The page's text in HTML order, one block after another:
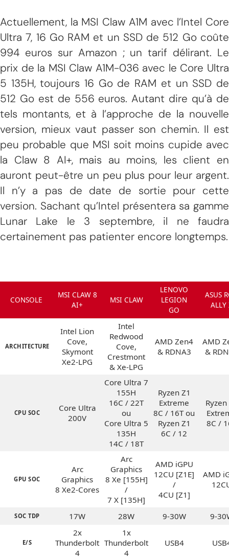
Actuellement, la MSI Claw A1M avec l’Intel Core
Ultra 7, 16 Go RAM et un SSD de 512 Go coûte
994 euros sur Amazon ; un tarif délirant. Le
prix de la MSI Claw A1M-036 avec le Core Ultra
5 135H, toujours 16 Go de RAM et un SSD de
512 Go est de 556 euros. Autant dire qu’à de
tels montants, et à l’approche de la nouvelle
version, mieux vaut passer son chemin. Il est
peu probable que MSI soit moins cupide avec
la Claw 8 AI+, mais au moins, les client en
auront peut-être un peu plus pour leur argent.
Il n’y a pas de date de sortie pour cette
version. Sachant qu’Intel présentera sa gamme
Lunar Lake le 3 septembre, il ne faudra
certainement pas patienter encore longtemps.
CONSOLE
MSI CLAW 8
AI+
MSI CLAW
LENOVO
LEGION
GO
ASUS
ALLY
ARCHITECTURE
Intel Lion
Cove,
Skymont
Xe2-LPG
Intel
Redwood
Cove,
Crestmont
& Xe-LPG
AMD Zen4
& RDNA3
AMD
&
CPU SOC
Core Ultra
200V
Core Ultra 7
155H
16C / 22T
ou
Core Ultra 5
135H
14C / 18T
Ryzen Z1
Extreme
8C / 16T ou
Ryzen Z1
6C / 12
Ryzen
8C /
GPU SOC
Arc
Graphics
8 Xe2-Cores
Arc
Graphics
8 Xe [155H]
/
7 X [135H]
AMD iGPU
12CU [Z1E]
/
4CU [Z1]
AMD
SOC TDP 17W 28W 9-30W 9-
E/S
2x
Thunderbolt
4
1x
Thunderbolt
4
USB4